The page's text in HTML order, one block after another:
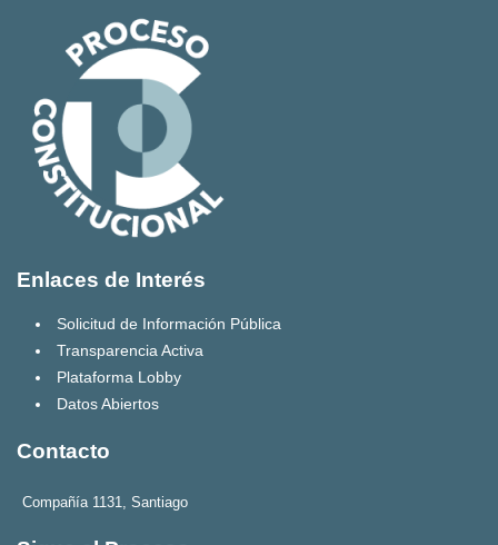
Enlaces de Interés
Solicitud de Información Pública
Transparencia Activa
Plataforma Lobby
Datos Abiertos
Contacto
Compañía 1131, Santiago